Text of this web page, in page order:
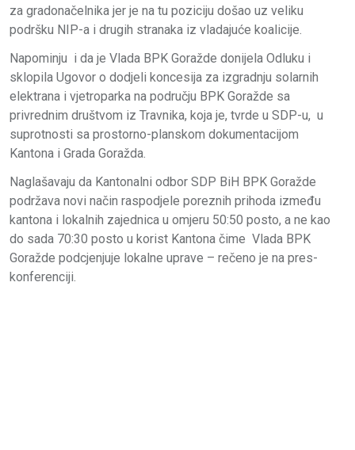
za gradonačelnika jer je na tu poziciju došao uz veliku
podršku NIP-a i drugih stranaka iz vladajuće koalicije.
Napominju i da je Vlada BPK Goražde donijela Odluku i
sklopila Ugovor o dodjeli koncesija za izgradnju solarnih
elektrana i vjetroparka na području BPK Goražde sa
privrednim društvom iz Travnika, koja je, tvrde u SDP-u, u
suprotnosti sa prostorno-planskom dokumentacijom
Kantona i Grada Goražda.
Naglašavaju da Kantonalni odbor SDP BiH BPK Goražde
podržava novi način raspodjele poreznih prihoda između
kantona i lokalnih zajednica u omjeru 50:50 posto, a ne kao
do sada 70:30 posto u korist Kantona čime Vlada BPK
Goražde podcjenjuje lokalne uprave – rečeno je na pres-
konferenciji.